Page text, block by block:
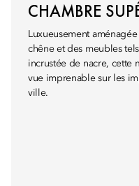
CHAMBRE
Luxueusement
chêne et des meubles
incrustée de nacre, cette
vue imprenable sur les
ville.